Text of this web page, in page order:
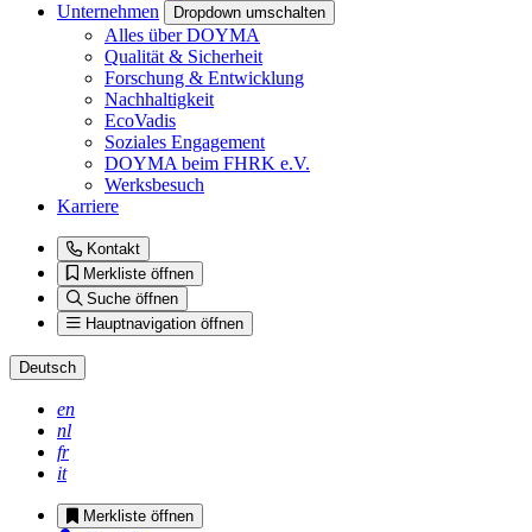
Unternehmen
Dropdown umschalten
Alles über DOYMA
Qualität & Sicherheit
Forschung & Entwicklung
Nachhaltigkeit
EcoVadis
Soziales Engagement
DOYMA beim FHRK e.V.
Werksbesuch
Karriere
Kontakt
Merkliste öffnen
Suche öffnen
Hauptnavigation öffnen
Deutsch
en
nl
fr
it
Merkliste öffnen